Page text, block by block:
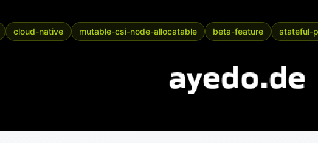
cloud-native mutable-csi-node-allocatable beta-feature stateful-